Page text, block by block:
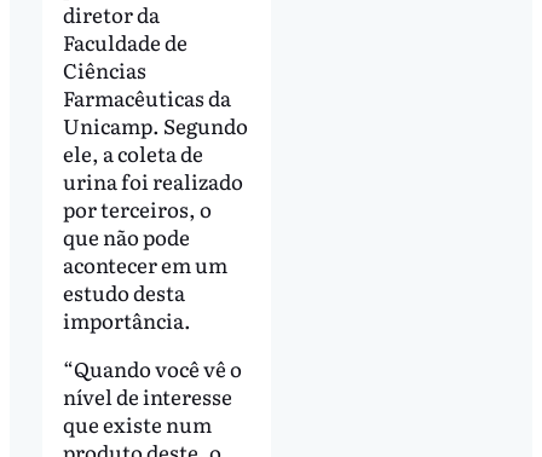
diretor da
Faculdade de
Ciências
Farmacêuticas da
Unicamp. Segundo
ele, a coleta de
urina foi realizado
por terceiros, o
que não pode
acontecer em um
estudo desta
importância.
“Quando você vê o
nível de interesse
que existe num